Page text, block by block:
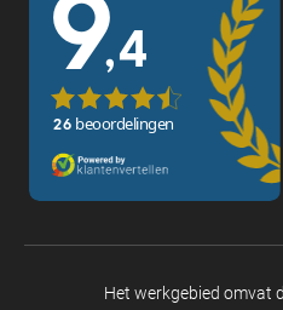
Het werkgebied omvat